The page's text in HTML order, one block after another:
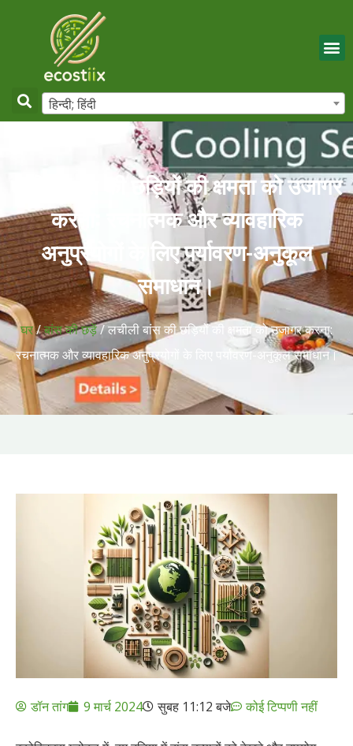
हिन्दी; हिंदी
लचीली बांस की छड़ियों की क्षमता को उजागर
करना: रचनात्मक और व्यावहारिक
अनुप्रयोगों के लिए पर्यावरण-अनुकूल
समाधान।
घर/बांस की छड़ें/ लचीली बांस की छड़ियों की क्षमता को उजागर करना:
रचनात्मक और व्यावहारिक अनुप्रयोगों के लिए पर्यावरण-अनुकूल समाधान।
डॉन तांग 9 मार्च 2024 सुबह 11:12 बजे कोई टिप्पणी नहीं